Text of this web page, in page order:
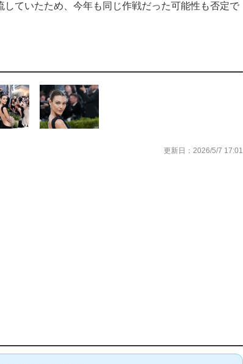
ていたため、今年も同じ作戦だった可能性も否定で
更新日：2026/5/7 17:01